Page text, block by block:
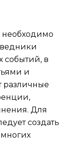
необходимо
событий, в
и
различные
Для
создать